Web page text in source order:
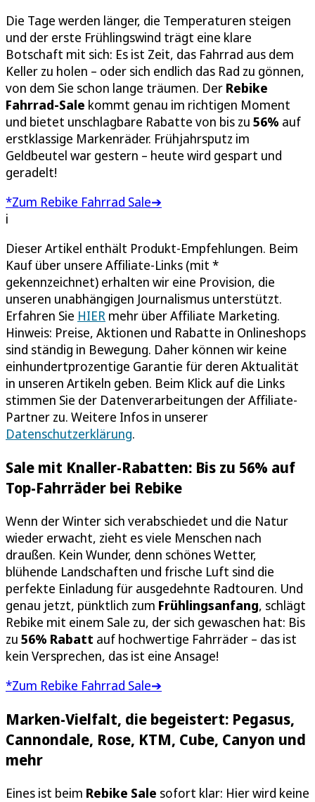
Die Tage werden länger, die Temperaturen steigen
und der erste Frühlingswind trägt eine klare
Botschaft mit sich: Es ist Zeit, das Fahrrad aus dem
Keller zu holen – oder sich endlich das Rad zu gönnen,
von dem Sie schon lange träumen. Der Rebike
Fahrrad-Sale kommt genau im richtigen Moment
und bietet unschlagbare Rabatte von bis zu 56% auf
erstklassige Markenräder. Frühjahrsputz im
Geldbeutel war gestern – heute wird gespart und
geradelt!
*Zum Rebike Fahrrad Sale➔
i
Dieser Artikel enthält Produkt-Empfehlungen. Beim
Kauf über unsere Affiliate-Links (mit *
gekennzeichnet) erhalten wir eine Provision, die
unseren unabhängigen Journalismus unterstützt.
Erfahren Sie HIER mehr über Affiliate Marketing.
Hinweis: Preise, Aktionen und Rabatte in Onlineshops
sind ständig in Bewegung. Daher können wir keine
einhundertprozentige Garantie für deren Aktualität
in unseren Artikeln geben. Beim Klick auf die Links
stimmen Sie der Datenverarbeitungen der Affiliate-
Partner zu. Weitere Infos in unserer
Datenschutzerklärung.
Sale mit Knaller-Rabatten: Bis zu 56% auf
Top-Fahrräder bei Rebike
Wenn der Winter sich verabschiedet und die Natur
wieder erwacht, zieht es viele Menschen nach
draußen. Kein Wunder, denn schönes Wetter,
blühende Landschaften und frische Luft sind die
perfekte Einladung für ausgedehnte Radtouren. Und
genau jetzt, pünktlich zum Frühlingsanfang, schlägt
Rebike mit einem Sale zu, der sich gewaschen hat: Bis
zu 56% Rabatt auf hochwertige Fahrräder – das ist
kein Versprechen, das ist eine Ansage!
*Zum Rebike Fahrrad Sale➔
Marken-Vielfalt, die begeistert: Pegasus,
Cannondale, Rose, KTM, Cube, Canyon und
mehr
Eines ist beim Rebike Sale sofort klar: Hier wird keine